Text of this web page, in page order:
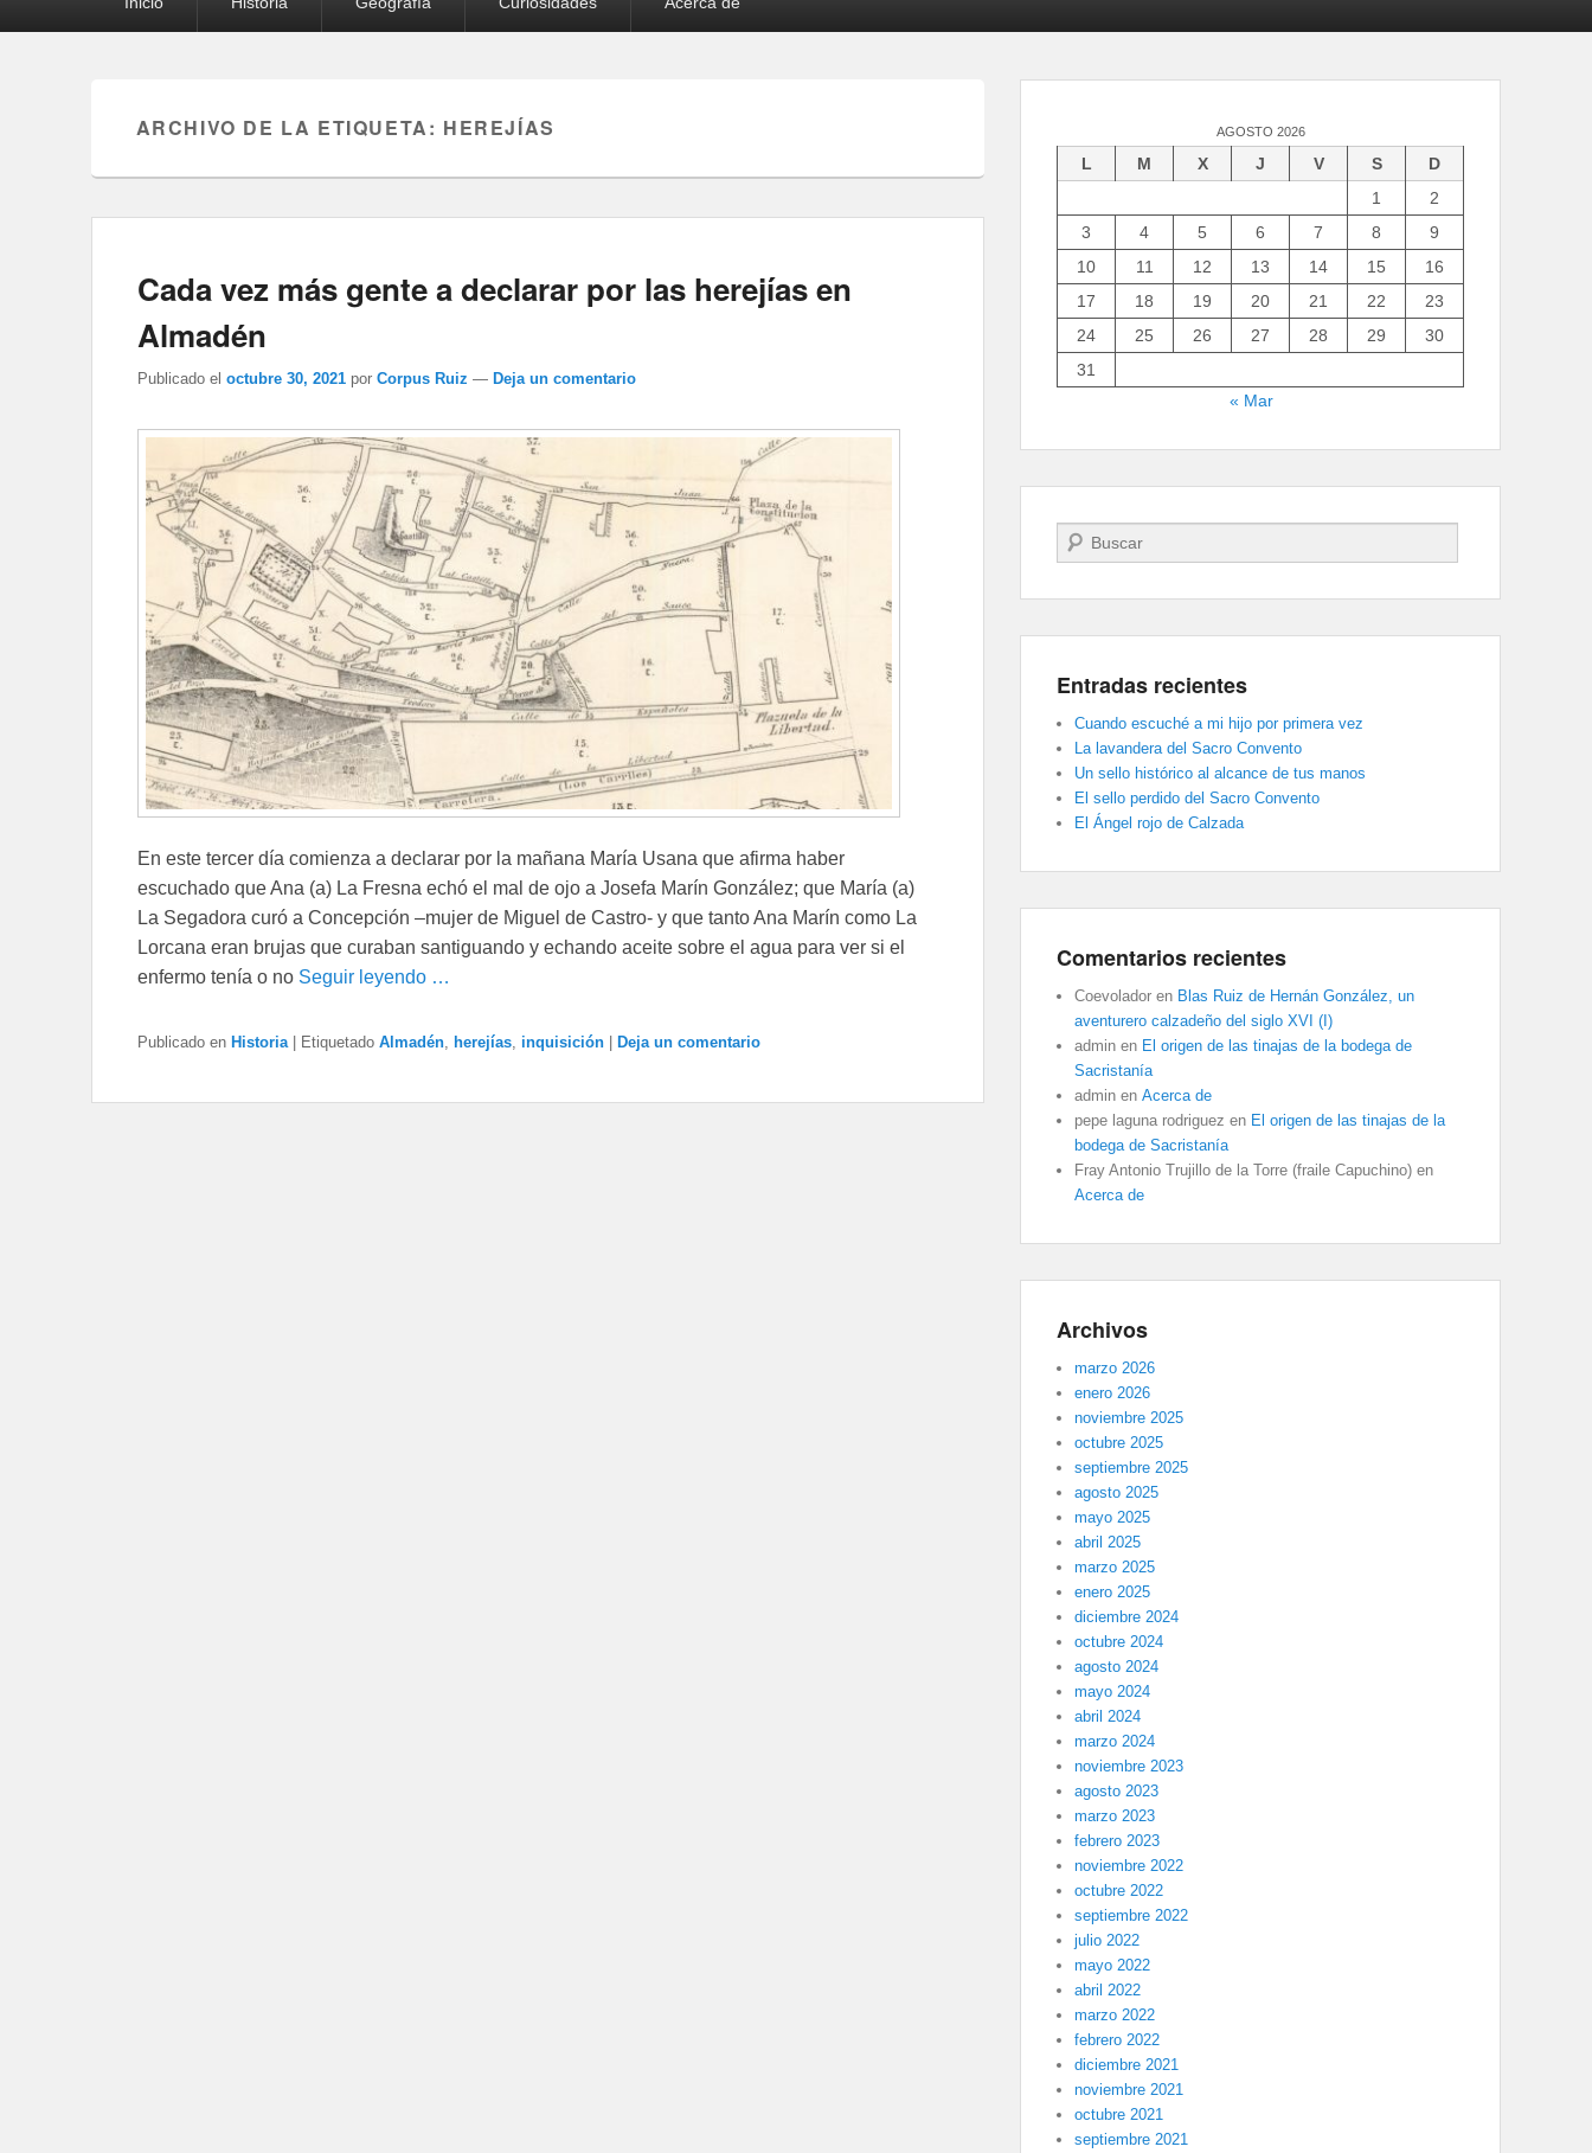
ARCHIVO DE LA ETIQUETA: HEREJÍAS
Cada vez más gente a declarar por las herejías en
Almadén
Publicado el octubre 30, 2021 por Corpus Ruiz — Deja un comentario
En este tercer día comienza a declarar por la mañana María Usana que afirma haber
escuchado que Ana (a) La Fresna echó el mal de ojo a Josefa Marín González; que María (a)
La Segadora curó a Concepción –mujer de Miguel de Castro- y que tanto Ana Marín como La
Lorcana eran brujas que curaban santiguando y echando aceite sobre el agua para ver si el
enfermo tenía o no Seguir leyendo …
Publicado en Historia | Etiquetado Almadén herejías inquisición | Deja un comentario
AGOSTO 2026
L M X J V S
D
1
2
3
4 5 6 7 8
9
10
11 12 13 14 15
16
17
18 19 20 21 22
23
24
25 26 27 28 29
30
31
« Mar
Buscar
Entradas recientes
Cuando escuché a mi hijo por primera vez
La lavandera del Sacro Convento
Un sello histórico al alcance de tus manos
El sello perdido del Sacro Convento
El Ángel rojo de Calzada
Comentarios recientes
Coevolador en Blas Ruiz de Hernán González, un
aventurero calzadeño del siglo XVI (I)
admin en El origen de las tinajas de la bodega de
Sacristanía
admin en Acerca de
pepe laguna rodriguez en El origen de las tinajas de la
bodega de Sacristanía
Fray Antonio Trujillo de la Torre (fraile Capuchino) en
Acerca de
Archivos
marzo 2026
enero 2026
noviembre 2025
octubre 2025
septiembre 2025
agosto 2025
mayo 2025
abril 2025
marzo 2025
enero 2025
diciembre 2024
octubre 2024
agosto 2024
mayo 2024
abril 2024
marzo 2024
noviembre 2023
agosto 2023
marzo 2023
febrero 2023
noviembre 2022
octubre 2022
septiembre 2022
julio 2022
mayo 2022
abril 2022
marzo 2022
febrero 2022
diciembre 2021
noviembre 2021
octubre 2021
septiembre 2021